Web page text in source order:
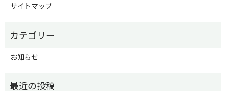
サイトマップ
お知らせ